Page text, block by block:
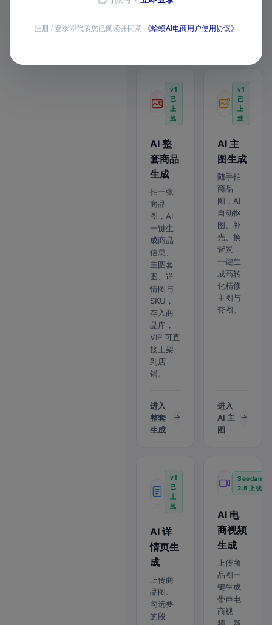
覆盖商品生成、图片与视频创作、导
全部模块均已开放
v1
已
上
线
AI 整
套商品
生成
拍一张
商品
图，AI
一键生
成商品
信息、
主图套
图、详
情图与
SKU，
存入商
品库，
VIP 可直
接上架
到店
铺。
进入
整套
生成
v1
已
上
线
AI 主
图生成
随手拍
商品
图，AI
自动抠
图、补
光、换
背景，
一键生
成高转
化精修
主图与
套图。
进入
AI 主
图
v1
已
上
线
AI 详
情页生
成
上传商
品图、
勾选要
的段
Seedance
2.5 上线
AI 电
商视频
生成
上传商
品图一
键生成
带声电
商视
注册 / 登录即代表您已阅读并同意 《蛤蟆AI电商用户使用协议》